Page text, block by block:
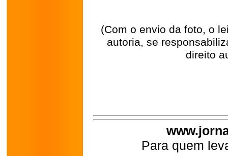
(Com o envio da foto, o
autoria, se
direito
Para quem